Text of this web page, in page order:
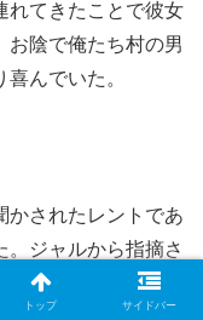
れてきたことで彼女
お陰で俺たち村の男
んでいた。
かされたレントであ
。ジャルから指摘さ
下の通りである。
トップ サイドバー